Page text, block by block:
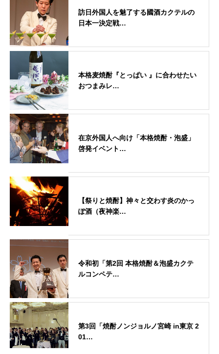
訪日外国人を魅了する國酒カクテルの
日本一決定戦…
本格麦焼酎『とっぱい 』に合わせたい
おつまみレ…
在京外国人へ向け「本格焼酎・泡盛」
啓発イベント…
【祭りと焼酎】神々と交わす炎のかっ
ぽ酒（夜神楽…
令和初「第2回 本格焼酎＆泡盛カクテ
ルコンペテ…
第3回「焼酎ノンジョルノ宮崎 in東京 2
01…